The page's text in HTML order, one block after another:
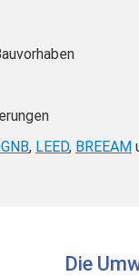
, LEED, BREEAM
Die